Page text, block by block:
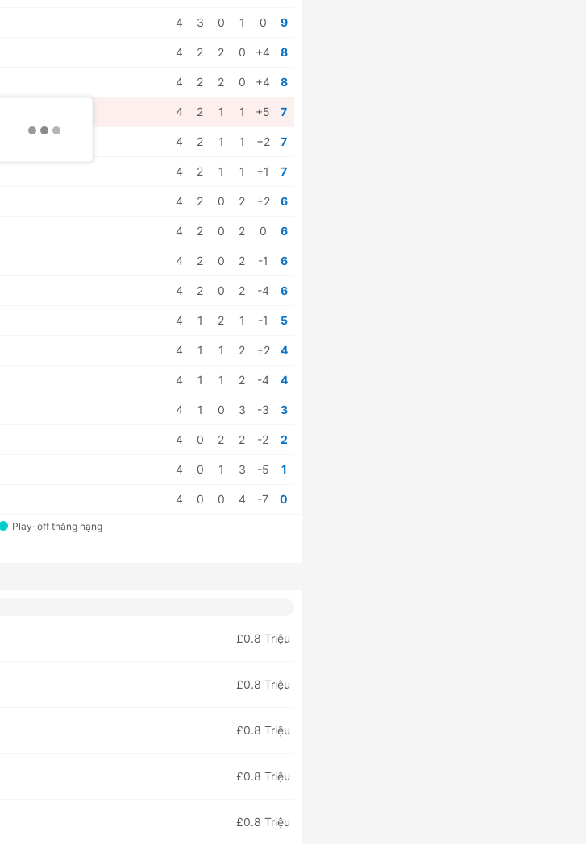
4 3 0 1 0 9
4 2 2 0 +4 8
4 2 2 0 +4 8
4 2 1 1 +5 7
4 2 1 1 +2 7
4 2 1 1 +1 7
4 2 0 2 +2 6
4 2 0 2 0 6
4 2 0 2 -1 6
4 2 0 2 -4 6
4 1 2 1 -1 5
4 1 1 2 +2 4
4 1 1 2 -4 4
4 1 0 3 -3 3
4 0 2 2 -2 2
4 0 1 3 -5 1
4 0 0 4 -7 0
Play-off thăng hạng
£0.8 Triệu
£0.8 Triệu
£0.8 Triệu
£0.8 Triệu
£0.8 Triệu